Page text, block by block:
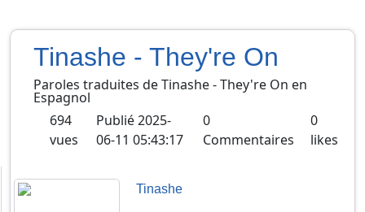
Tinashe - They're On
Paroles traduites deTinashe-They're On en
Espagnol
694
vues
Publié2025-
06-11 05:43:17
0
Commentaires
0
likes
Tinashe